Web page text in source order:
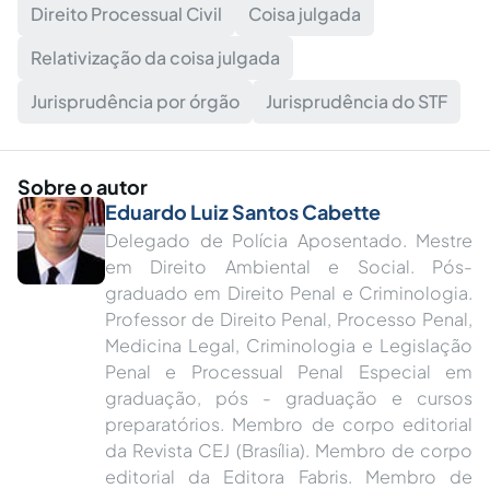
Direito Processual Civil
Coisa julgada
Relativização da coisa julgada
Jurisprudência por órgão
Jurisprudência do STF
Sobre o autor
Eduardo Luiz Santos Cabette
Delegado de Polícia Aposentado. Mestre
em Direito Ambiental e Social. Pós-
graduado em Direito Penal e Criminologia.
Professor de Direito Penal, Processo Penal,
Medicina Legal, Criminologia e Legislação
Penal e Processual Penal Especial em
graduação, pós - graduação e cursos
preparatórios. Membro de corpo editorial
da Revista CEJ (Brasília). Membro de corpo
editorial da Editora Fabris. Membro de